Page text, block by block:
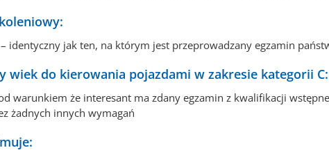
– identyczny jak ten, na którym jest przeprowadzany egzamin
wiek do kierowania pojazdami w zakresie kategorii C:
warunkiem że interesant ma zdany egzamin z kwalifikacji
żadnych innych wymagań